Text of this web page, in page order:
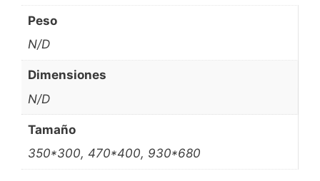
Peso
N/D
Dimensiones
N/D
Tamaño
350*300, 470*400, 930*680